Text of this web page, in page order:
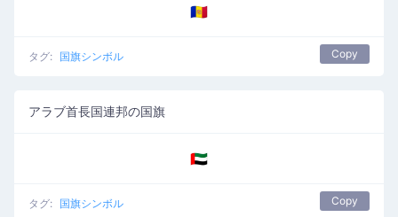
🇦🇩
タグ: 国旗シンボル Copy
アラブ首長国連邦の国旗
🇦🇪
タグ: 国旗シンボル Copy